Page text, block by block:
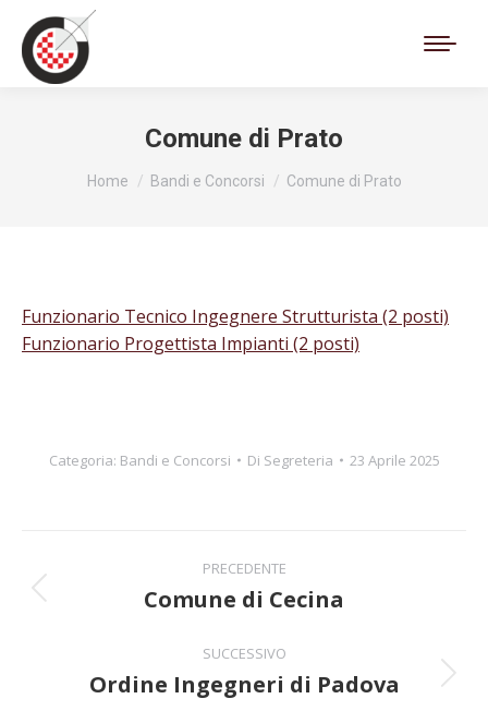
Comune di Prato
Tu sei qui:
Home Bandi e Concorsi Comune di Prato
Funzionario Tecnico Ingegnere Strutturista (2 posti)
Funzionario Progettista Impianti (2 posti)
Categoria: Bandi e Concorsi Di Segreteria 23 Aprile 2025
tra
post
PRECEDENTE
Post
Comune di Cecina
SUCCESSIVO
Prossimo
Ordine Ingegneri di Padova